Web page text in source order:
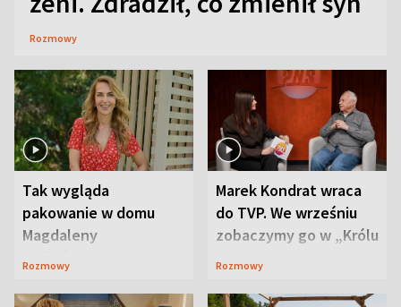
Rozmowy
Tak wygląda
pakowanie w domu
Magdaleny
Waligórskiej-Lisieckiej.
Rozmowy
Marek Kondrat wraca
do TVP. We wrześniu
zobaczymy go w „Królu
Maciusiu I”
Rozmowy